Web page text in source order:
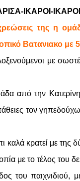
ΙΚΑΡΟΙ-
της η
Βατανιακο με
με
από την
τον
καλά κρατεί με
με το τέλος του
του